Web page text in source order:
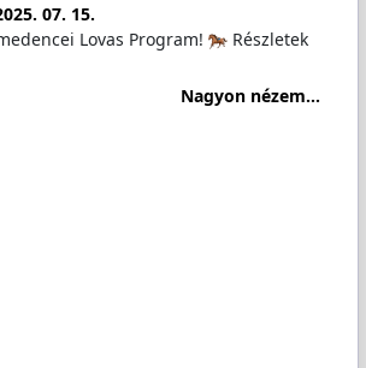
07. 15.
Lovas Program!
Részletek
Nagyon nézem...